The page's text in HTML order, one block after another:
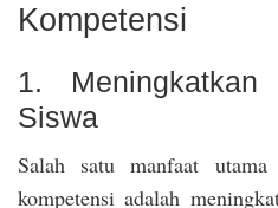
Kompetensi
1.
Siswa
Salah satu manfaat
kompetensi adalah